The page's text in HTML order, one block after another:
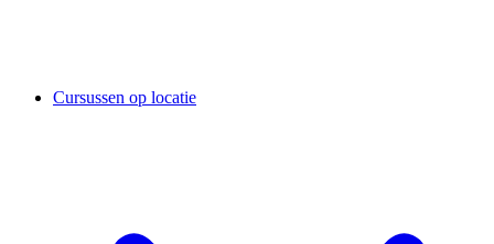
Cursussen op locatie